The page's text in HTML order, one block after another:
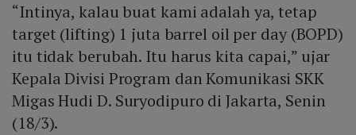
“Intinya, kalau buat kami adalah ya, tetap
target (lifting) 1 juta barrel oil per day (BOPD)
itu tidak berubah. Itu harus kita capai,” ujar
Kepala Divisi Program dan Komunikasi SKK
Migas Hudi D. Suryodipuro di Jakarta, Senin
(18/3).